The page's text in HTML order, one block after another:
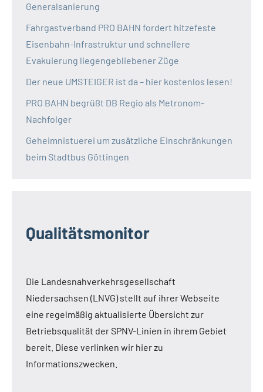
Generalsanierung
Fahrgastverband PRO BAHN fordert hitzefeste
Eisenbahn-Infrastruktur und schnellere
Evakuierung liegengebliebener Züge
Der neue UMSTEIGER ist da – hier kostenlos lesen!
PRO BAHN begrüßt DB Regio als Metronom-
Nachfolger
Geheimnistuerei um zusätzliche Einschränkungen
beim Stadtbus Göttingen
Qualitätsmonitor
Die Landesnahverkehrsgesellschaft
Niedersachsen (LNVG) stellt auf ihrer Webseite
eine regelmäßig aktualisierte Übersicht zur
Betriebsqualität der SPNV-Linien in ihrem Gebiet
bereit. Diese verlinken wir hier zu
Informationszwecken.